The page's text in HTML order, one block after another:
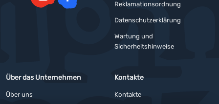
Reklamationsordnung
Datenschutzerklärung
Wartung und
Sicherheitshinweise
Über das Unternehmen
Über uns
Kontakte
Kontakte